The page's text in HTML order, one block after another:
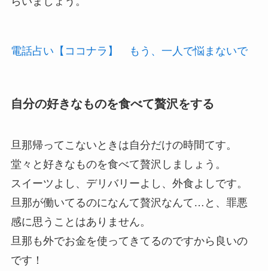
電話占い【ココナラ】 もう、一人で悩まないで
自分の好きなものを食べて贅沢をする
旦那帰ってこないときは自分だけの時間てす。
堂々と好きなものを食べて贅沢しましょう。
スイーツよし、デリバリーよし、外食よしです。
旦那が働いてるのになんて贅沢なんて…と、罪悪
感に思うことはありません。
旦那も外でお金を使ってきてるのですから良いの
です！